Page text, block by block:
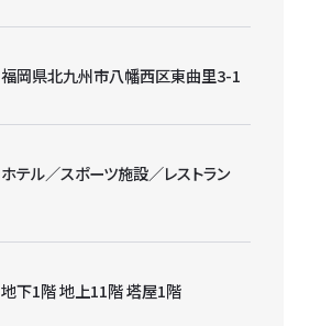
福岡県北九州市八幡西区東曲里3-1
ホテル／スポーツ施設／レストラン
地下1階 地上11階 塔屋1階